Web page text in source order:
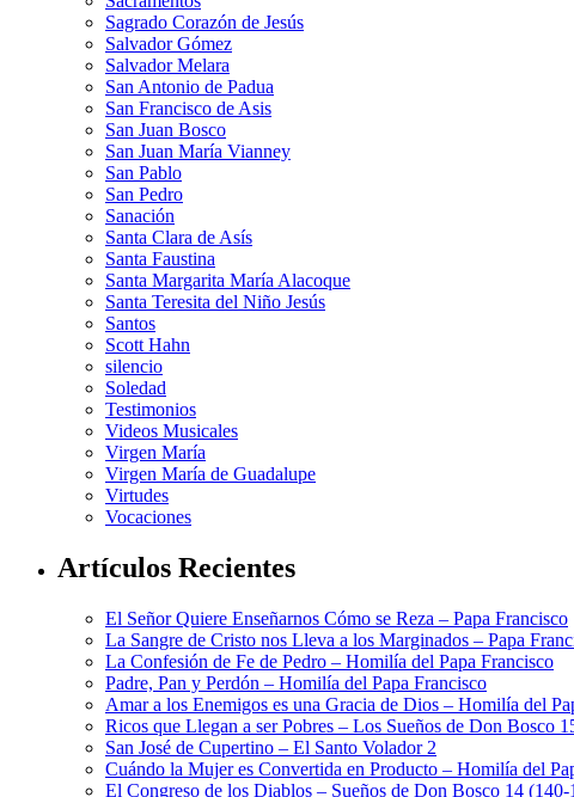
Sagrado Corazón de Jesús
Salvador Gómez
Salvador Melara
San Antonio de Padua
San Francisco de Asis
San Juan Bosco
San Juan María Vianney
San Pablo
San Pedro
Sanación
Santa Clara de Asís
Santa Faustina
Santa Margarita María Alacoque
Santa Teresita del Niño Jesús
Santos
Scott Hahn
silencio
Soledad
Testimonios
Videos Musicales
Virgen María
Virgen María de Guadalupe
Virtudes
Vocaciones
Artículos Recientes
El Señor Quiere Enseñarnos Cómo se Reza – Papa Francisco
La Sangre de Cristo nos Lleva a los Marginados – Papa
La Confesión de Fe de Pedro – Homilía del Papa Francisco
Padre, Pan y Perdón – Homilía del Papa Francisco
Amar a los Enemigos es una Gracia de Dios – Homilía del
Ricos que Llegan a ser Pobres – Los Sueños de Don Bosco
San José de Cupertino – El Santo Volador 2
Cuándo la Mujer es Convertida en Producto – Homilía del
El Congreso de los Diablos – Sueños de Don Bosco 14 (140-